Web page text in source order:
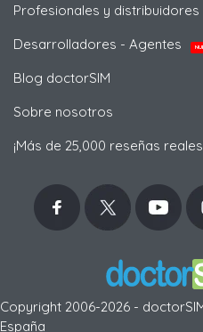
Profesionales y distribuidores
Desarrolladores - Agentes
Blog doctorSIM
Sobre nosotros
¡Más de 25,000 reseñas
Copyright 2006-2026 -
España